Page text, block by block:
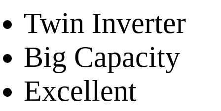
Twin Inverter
Big Capacity
Excellent